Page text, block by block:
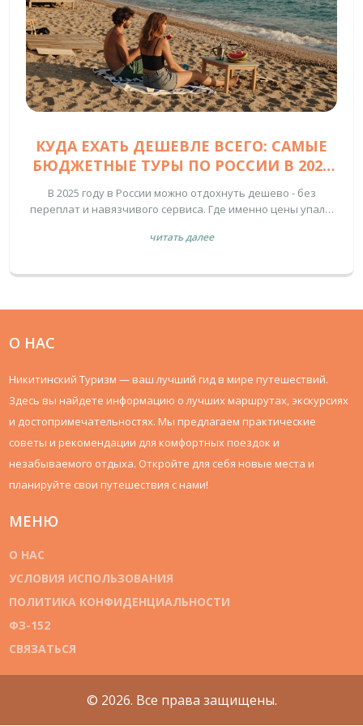
КУДА ЕХАТЬ ДЕШЕВЛЕ ВСЕГО: САМЫЕ
БЮДЖЕТНЫЕ ТУРЫ ПО РОССИИ В 2025
В 2025 году в России можно отдохнуть дешево - без
переплат и навязчивого сервиса. Где именно цены упали,
Сибирь - реальные места, где отдых стоит меньше, чем в
читать далее
О НАС
Никитинский Туризм — ваш лучший гид в мире путешествий.
Здесь вы найдете информацию о лучших маршрутах, экскурсиях
и достопримечательностях. Мы предлагаем практические
советы и рекомендации для комфортных поездок и
незабываемого отдыха. Откройте для себя новые места и
планируйте свои путешествия с нами!
МЕНЮ
О НАС
УСЛОВИЯ ИСПОЛЬЗОВАНИЯ
ПОЛИТИКА КОНФИДЕНЦИАЛЬНОСТИ
ФЗ-152
СВЯЗАТЬСЯ
© 2026. Все права защищены.